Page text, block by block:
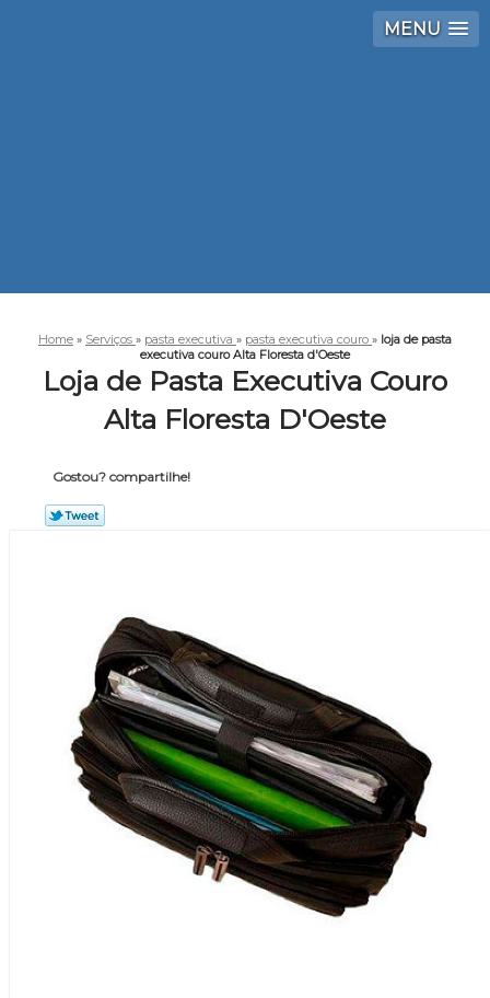
MENU
Home » Serviços » pasta executiva » pasta executiva couro » loja de pasta
executiva couro Alta Floresta d'Oeste
Loja de Pasta Executiva Couro
Alta Floresta D'Oeste
Gostou? compartilhe!